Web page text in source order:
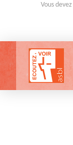
Vous devez